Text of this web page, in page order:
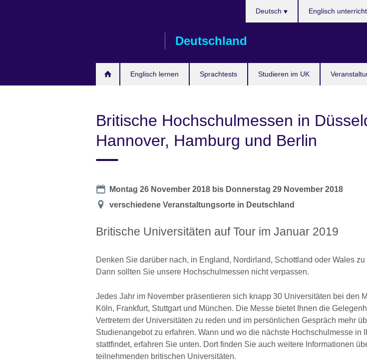
Deutschland
Englisch lernen Sprachtests Studieren im UK
Deutsch Englisch
Britische Hochschulmessen in
Hannover, Hamburg und Berlin
Date
Montag 26 November 2018 bis Donnerstag 29 November 2018
Location
verschiedene Veranstaltungsorte in Deutschland
Britische Universitäten auf Tour im Januar 2019
Denken Sie darüber nach, in England, Nordirland, Schottland oder Wales
Dann sollten Sie unsere Hochschulmessen nicht verpassen.
Jedes Jahr im November präsentieren sich knapp 30 Universitäten bei den
Köln, Frankfurt, Stuttgart und München. Die Messe bietet Ihnen die
Vertretern der Universitäten zu reden und im persönlichen Gespräch mehr
Studienangebot zu erfahren. Wann und wo die nächste Hochschulmesse in
stattfindet, erfahren Sie unten. Dort finden Sie auch weitere Informationen
teilnehmenden britischen Universitäten.